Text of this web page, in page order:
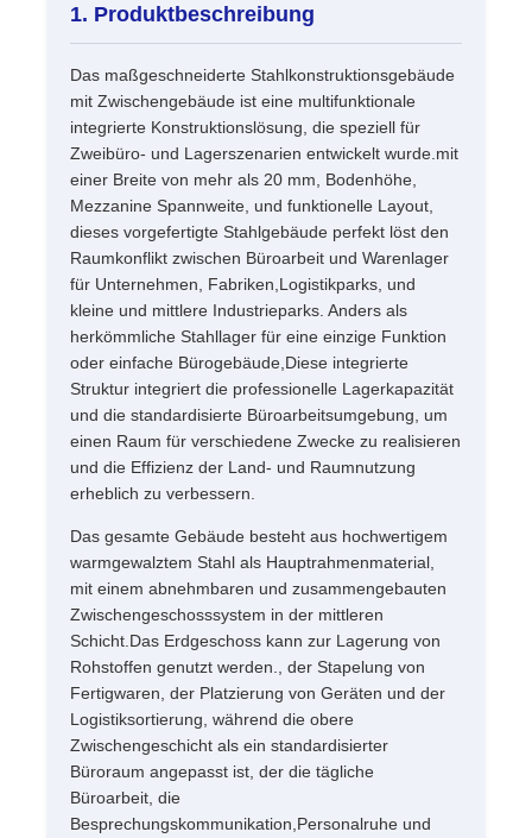
Produkte
VR-Show
Über uns
Werksbesichtigung
Qualitätskontrolle
Neuigkeiten
Rechtssachen
Bitte um ein Angebot
1. Produktbeschreibung
Das maßgeschneiderte Stahlkonstruktionsgebäude
mit Zwischengebäude ist eine multifunktionale
integrierte Konstruktionslösung, die speziell für
Zweibüro- und Lagerszenarien entwickelt wurde.mit
einer Breite von mehr als 20 mm, Bodenhöhe,
Mezzanine Spannweite, und funktionelle Layout,
dieses vorgefertigte Stahlgebäude perfekt löst den
Raumkonflikt zwischen Büroarbeit und Warenlager
für Unternehmen, Fabriken,Logistikparks, und
kleine und mittlere Industrieparks. Anders als
herkömmliche Stahllager für eine einzige Funktion
oder einfache Bürogebäude,Diese integrierte
Struktur integriert die professionelle Lagerkapazität
und die standardisierte Büroarbeitsumgebung, um
einen Raum für verschiedene Zwecke zu realisieren
und die Effizienz der Land- und Raumnutzung
erheblich zu verbessern.
Das gesamte Gebäude besteht aus hochwertigem
warmgewalztem Stahl als Hauptrahmenmaterial,
mit einem abnehmbaren und zusammengebauten
Zwischengeschosssystem in der mittleren
Schicht.Das Erdgeschoss kann zur Lagerung von
Rohstoffen genutzt werden., der Stapelung von
Fertigwaren, der Platzierung von Geräten und der
Logistiksortierung, während die obere
Zwischengeschicht als ein standardisierter
Büroraum angepasst ist, der die tägliche
Büroarbeit, die
Besprechungskommunikation,Personalruhe und